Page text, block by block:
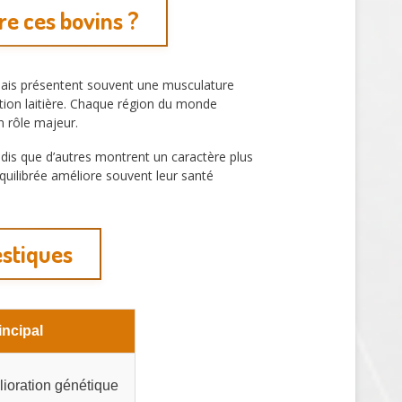
ces bovins ?
présentent souvent une musculature
laitière. Chaque région du monde
rôle majeur.
que d’autres montrent un caractère plus
améliore souvent leur santé
génétique